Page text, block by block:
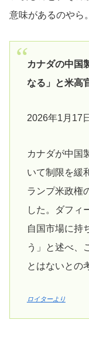
意味があるのやら。
カナダの中国
なる」と米高
2026年1月17
カナダが中国
いて制限を緩
ランプ米政権
した。ダフィ
自国市場に持
う」と述べ、
とはないとの
ロイターより